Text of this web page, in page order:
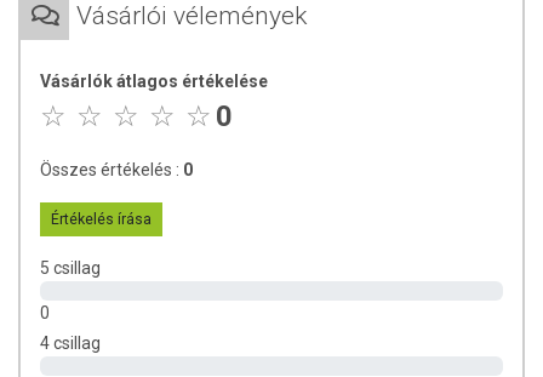
Hűvös, száraz, napfénytől védett helyen tartandó.
Vásárlói vélemények
Vásárlók átlagos értékelése
0
Összes értékelés : 0
Értékelés írása
5 csillag
0
4 csillag